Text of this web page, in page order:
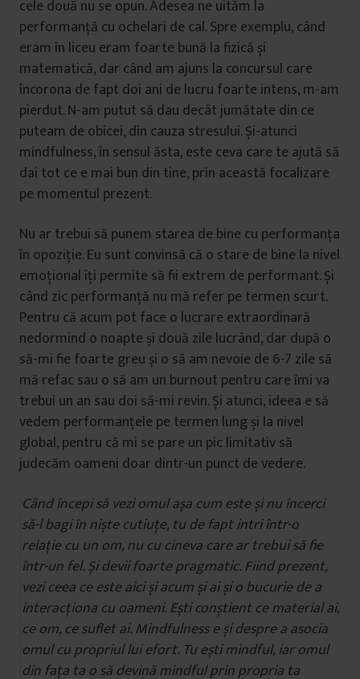
cele două nu se opun. Adesea ne uităm la
performanță cu ochelari de cal. Spre exemplu, când
eram în liceu eram foarte bună la fizică și
matematică, dar când am ajuns la concursul care
încorona de fapt doi ani de lucru foarte intens, m-am
pierdut. N-am putut să dau decât jumătate din ce
puteam de obicei, din cauza stresului. Și-atunci
mindfulness, în sensul ăsta, este ceva care te ajută să
dai tot ce e mai bun din tine, prin această focalizare
pe momentul prezent.
Nu ar trebui să punem starea de bine cu performanța
în opoziție. Eu sunt convinsă că o stare de bine la nivel
emoțional îți permite să fii extrem de performant. Și
când zic performanță nu mă refer pe termen scurt.
Pentru că acum pot face o lucrare extraordinară
nedormind o noapte și două zile lucrând, dar după o
să-mi fie foarte greu și o să am nevoie de 6-7 zile să
mă refac sau o să am un burnout pentru care îmi va
trebui un an sau doi să-mi revin. Și atunci, ideea e să
vedem performanțele pe termen lung și la nivel
global, pentru că mi se pare un pic limitativ să
judecăm oameni doar dintr-un punct de vedere.
Când începi să vezi omul așa cum este și nu încerci
să-l bagi în niște cutiuțe, tu de fapt intri într-o
relație cu un om, nu cu cineva care ar trebui să fie
într-un fel. Și devii foarte pragmatic. Fiind prezent,
vezi ceea ce este aici și acum și ai și o bucurie de a
interacționa cu oameni. Ești conștient ce material ai,
ce om, ce suflet ai. Mindfulness e și despre a asocia
omul cu propriul lui efort. Tu ești mindful, iar omul
din fața ta o să devină mindful prin propria ta